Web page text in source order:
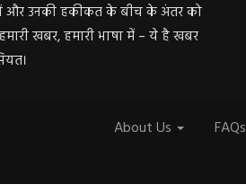
और उनकी हकीकत के बीच के अंतर को
खबर, हमारी भाषा में – ये है खबर
About Us FAQs